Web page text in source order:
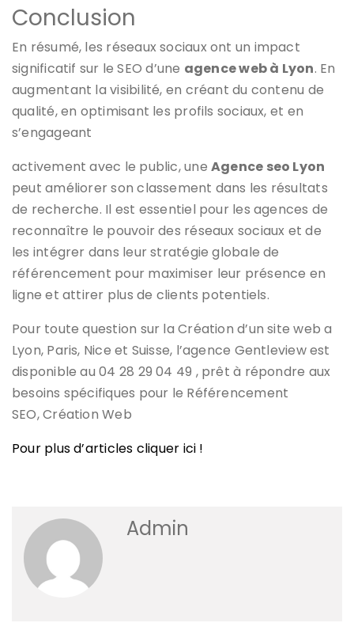
Conclusion
En résumé, les réseaux sociaux ont un impact
significatif sur le SEO d’une agence web à Lyon. En
augmentant la visibilité, en créant du contenu de
qualité, en optimisant les profils sociaux, et en
s’engageant
activement avec le public, une Agence seo Lyon
peut améliorer son classement dans les résultats
de recherche. Il est essentiel pour les agences de
reconnaître le pouvoir des réseaux sociaux et de
les intégrer dans leur stratégie globale de
référencement pour maximiser leur présence en
ligne et attirer plus de clients potentiels.
Pour toute question sur la Création d’un site web a
Lyon, Paris, Nice et Suisse, l’agence Gentleview est
disponible au 04 28 29 04 49 , prêt à répondre aux
besoins spécifiques pour le Référencement
SEO, Création Web
Pour plus d’articles cliquer ici !
Admin